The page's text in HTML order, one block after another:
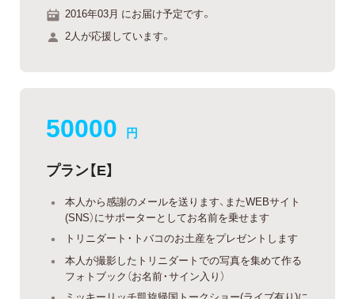
2016年03月 にお届け予定です。
2人が応援しています。
50000 円
プラン【E】
本人から感謝のメールを送ります、またWEBサイト
(SNS）にサポーターとしてお名前を乗せます
トリニダート・トバコのお土産をプレゼントします
本人が撮影したトリニダートでの写真を集めて作る
フォトブック（お名前・サイン入り）